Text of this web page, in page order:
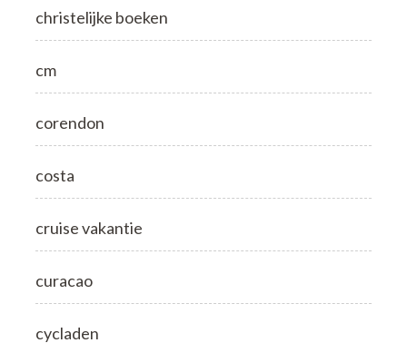
christelijke boeken
cm
corendon
costa
cruise vakantie
curacao
cycladen